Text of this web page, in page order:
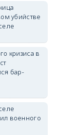
erid: 2SDnjdvhGXG
убийстве
кризиса в
бар-
военного